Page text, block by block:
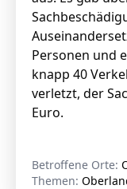
Personen und
knapp 40
verletzt, der
Euro.
Betroffene Orte:
Themen: